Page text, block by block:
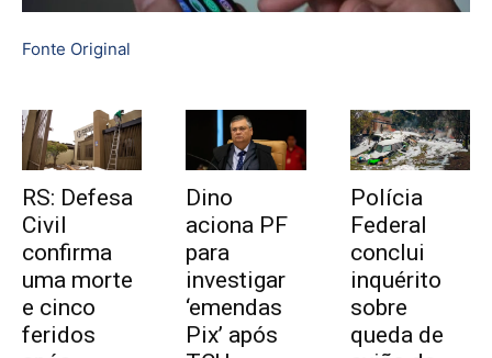
Fonte Original
RS: Defesa
Civil
confirma
uma morte
e cinco
feridos
Dino
aciona PF
para
investigar
‘emendas
Pix’ após
Polícia
Federal
conclui
inquérito
sobre
queda de